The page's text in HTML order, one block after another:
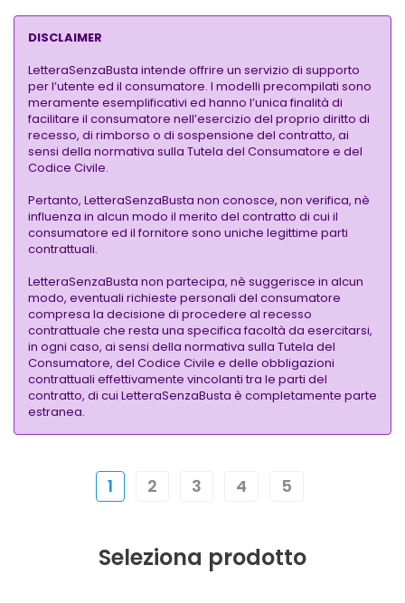
DISCLAIMER
LetteraSenzaBusta intende offrire un servizio di supporto
per l’utente ed il consumatore. I modelli precompilati sono
meramente esemplificativi ed hanno l’unica finalità di
facilitare il consumatore nell’esercizio del proprio diritto di
recesso, di rimborso o di sospensione del contratto, ai
sensi della normativa sulla Tutela del Consumatore e del
Codice Civile.
Pertanto, LetteraSenzaBusta non conosce, non verifica, nè
influenza in alcun modo il merito del contratto di cui il
consumatore ed il fornitore sono uniche legittime parti
contrattuali.
LetteraSenzaBusta non partecipa, nè suggerisce in alcun
modo, eventuali richieste personali del consumatore
compresa la decisione di procedere al recesso
contrattuale che resta una specifica facoltà da esercitarsi,
in ogni caso, ai sensi della normativa sulla Tutela del
Consumatore, del Codice Civile e delle obbligazioni
contrattuali effettivamente vincolanti tra le parti del
contratto, di cui LetteraSenzaBusta è completamente parte
estranea.
1 2 3 4 5
Seleziona prodotto